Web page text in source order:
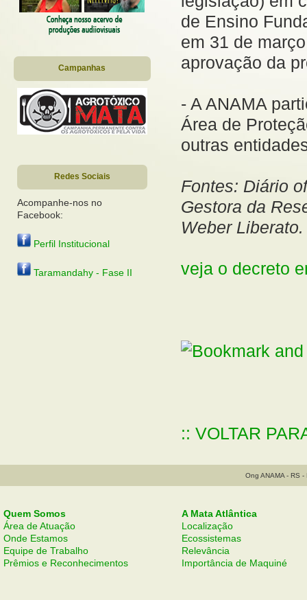
Campanhas
Redes Sociais
Acompanhe-nos no
Facebook:
Perfil Institucional
Taramandahy - Fase II
de Ensino
em 31 de
aprovação da
- A ANAMA
Área de
outras
Fontes: Diário
Gestora da
Weber Liberato.
veja o decreto
:: VOLTAR
Ong ANAMA - RS
Quem Somos
Área de Atuação
Onde Estamos
Equipe de Trabalho
Prêmios e Reconhecimentos
A Mata Atlântica
Localização
Ecossistemas
Relevância
Importância de Maquiné